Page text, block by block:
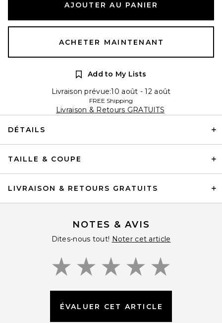
AJOUTER AU PANIER
ACHETER MAINTENANT
Add to My Lists
Livraison prévue:10 août - 12 août
FREE Shipping
Livraison & Retours GRATUITS
DÉTAILS
TAILLE & COUPE
LIVRAISON & RETOURS GRATUITS
NOTES & AVIS
Dites-nous tout! Noter cet article
ÉVALUER CET ARTICLE